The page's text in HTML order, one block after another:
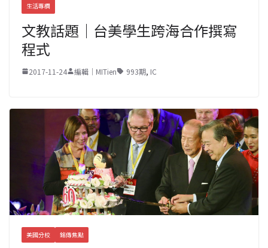
生活專欄
文教話題｜台美學生跨海合作撰寫
程式
2017-11-24 編輯｜MITien 993期, IC
美國分校 銘傳焦點